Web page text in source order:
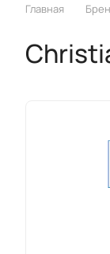
Главная